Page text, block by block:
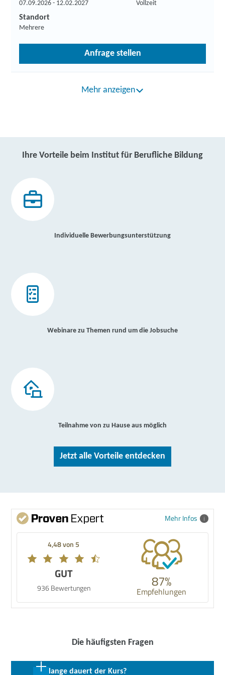
07.09.2026 - 12.02.2027 Vollzeit
Standort
Mehrere
Anfrage stellen
Mehr anzeigen
Ihre Vorteile beim Institut für Berufliche Bildung
Individuelle Bewerbungsunterstützung
Webinare zu Themen rund um die Jobsuche
Teilnahme von zu Hause aus möglich
Jetzt alle Vorteile entdecken
Mehr Infos
4,48 von 5
GUT
936 Bewertungen 87%
Empfehlungen
Die häufigsten Fragen
Wie lange dauert der Kurs?